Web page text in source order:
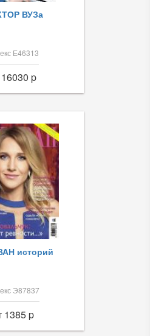
ВУЗа
Е46313
p
историй
Э87837
1385 p